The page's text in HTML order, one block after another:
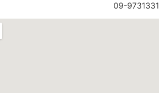
09-9731331